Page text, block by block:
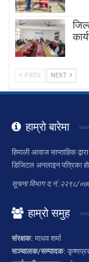
PREV NEXT
हाम्रो बारेमा
हिमाली आवाज साप्ताहिक
डिजिटल अनलाइन पत्रिका
सूचना विभाग द.नं.:२२९८/
हाम्रो समुह
संरक्षक: माधव शर्मा
सञ्चालक/सम्पादक: